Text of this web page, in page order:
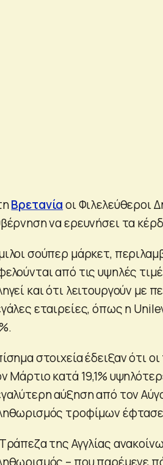
Βρετανίαοι Φιλελεύθεροι
να ερευνήσει τα
σούπερ μάρκετ,
από τις υψηλές
και ότι λειτουργούν με
εταιρείες, όπως η
στοιχεία έδειξαν ότι
Μάρτιο κατά 19,1%
αύξηση από τον
τροφίμων έφτασε
της Αγγλίας
– που παρέμενε